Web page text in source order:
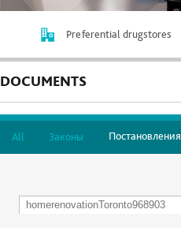
Preferential drugstores
DOCUMENTS
All Законы Постановления